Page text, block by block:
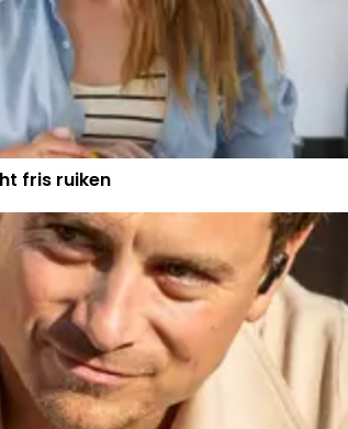
fris ruiken